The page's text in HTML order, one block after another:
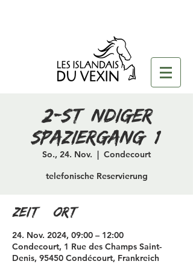
2-stündiger
Spaziergang (1)
So., 24. Nov.
  |
Condecourt
telefonische Reservierung
Zeit & Ort
24. Nov. 2024, 09:00 – 12:00
Condecourt, 1 Rue des Champs Saint-
Denis, 95450 Condécourt, Frankreich